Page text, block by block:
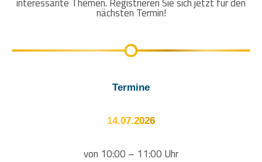
nächsten Termin!
Termine
14.07.2026
von 10:00 – 11:00 Uhr